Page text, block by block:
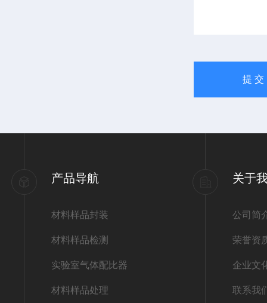
产品导航
材料样品封装
材料样品检测
实验室气体配比器
材料样品处理
关于
公司简
荣誉资
企业文
联系我